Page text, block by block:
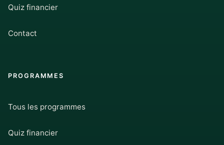
Quiz financier
Contact
PROGRAMMES
Tous les programmes
Quiz financier